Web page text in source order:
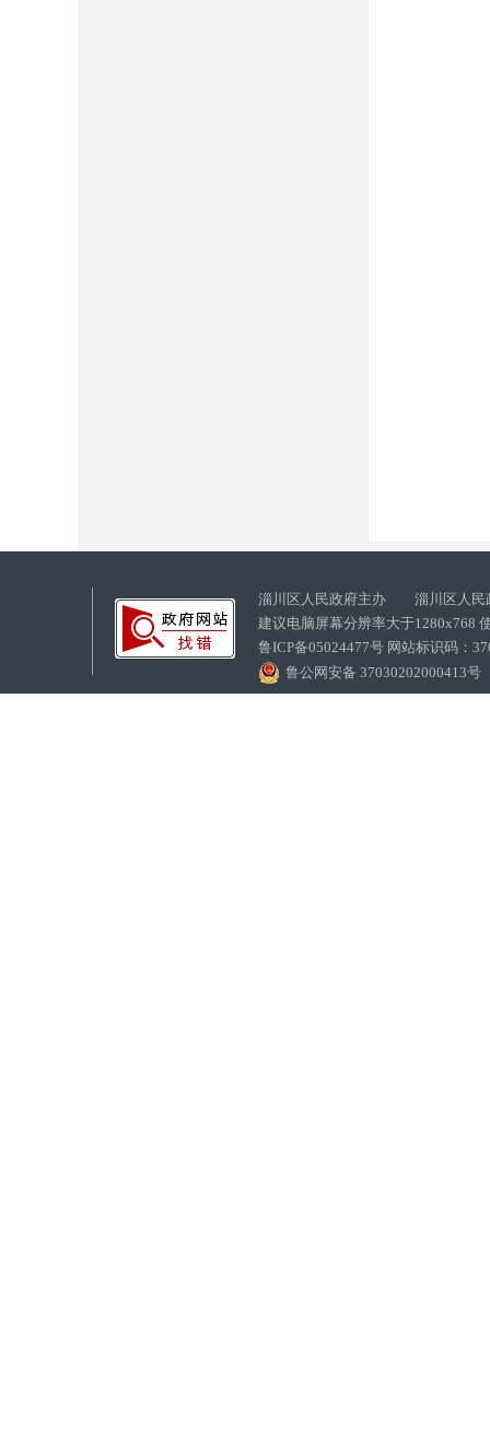
淄川区人民政府主办 淄川区人民
建议电脑屏幕分辨率大于1280x768
鲁ICP备05024477号 网站标识码：
鲁公网安备 37030202000413号